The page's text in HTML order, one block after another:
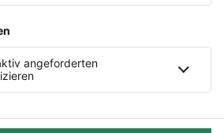
Budget. Sonderwünsche
Fragen zu Verfügbarkeit von
bei:
& Co. KG